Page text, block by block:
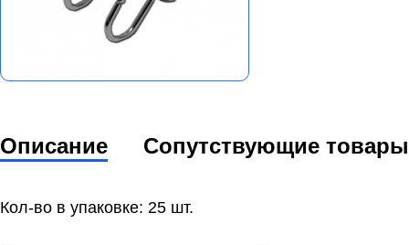
Описание Сопутствующие товары
Кол-во в упаковке: 25 шт.